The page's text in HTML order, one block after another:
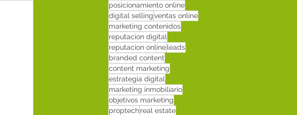
posicionamiento online
digital sellingventas online
marketing contenidos
reputacion digital
reputacion onlineleads
branded content
content marketing
estrategia digital
marketing inmobiliario
objetivos marketing
proptechreal estate